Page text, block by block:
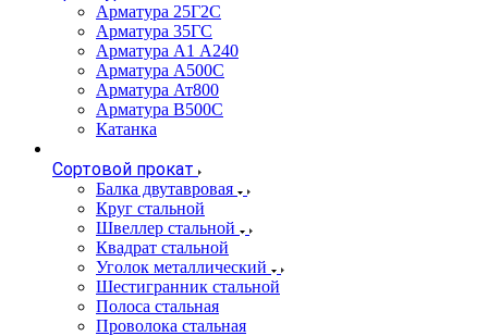
Арматура 25Г2С
Арматура 35ГС
Арматура А1 А240
Арматура А500С
Арматура Ат800
Арматура В500С
Катанка
Сортовой прокат
Балка двутавровая
Круг стальной
Швеллер стальной
Квадрат стальной
Уголок металлический
Шестигранник стальной
Полоса стальная
Проволока стальная